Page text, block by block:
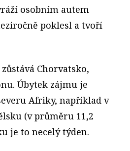
osobním autem
poklesl a tvoří
Chorvatsko,
Úbytek zájmu je
Afriky, například v
(v průměru 11,2
je to necelý týden.